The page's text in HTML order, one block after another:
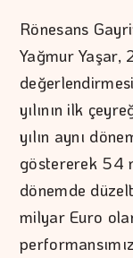
Rönesans
Yağmur Yaşar,
yılının ilk
yılın aynı
göstererek 54
dönemde
milyar Euro